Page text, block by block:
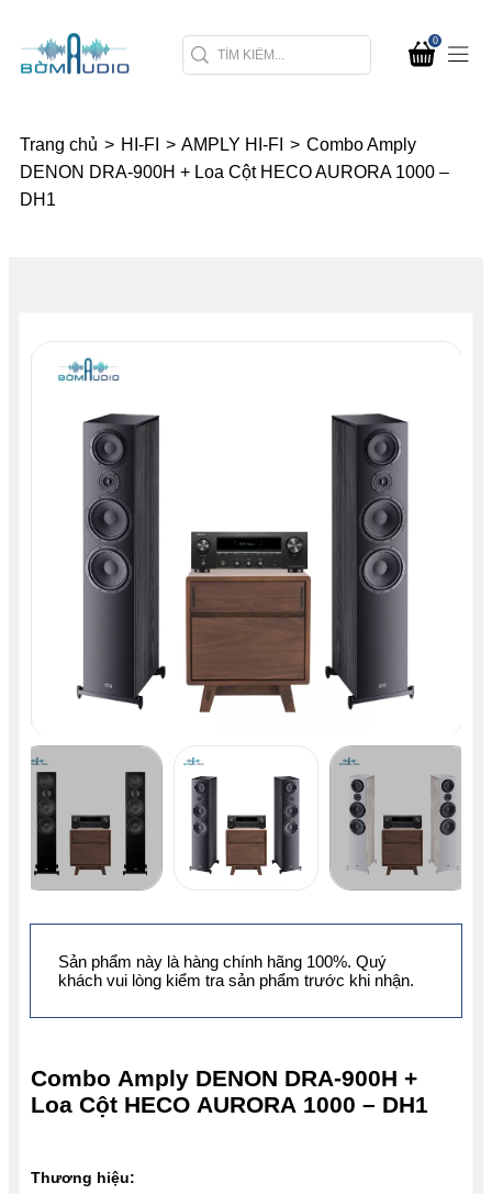
0
Trang chủ > HI-FI > AMPLY HI-FI > Combo Amply
DENON DRA-900H + Loa Cột HECO AURORA 1000 –
DH1
Combo Amply DENON DRA-900H +
Loa Cột HECO AURORA 1000 – DH1
Thương hiệu:
Sản phẩm này là hàng chính hãng 100%. Quý
khách vui lòng kiểm tra sản phẩm trước khi nhận.